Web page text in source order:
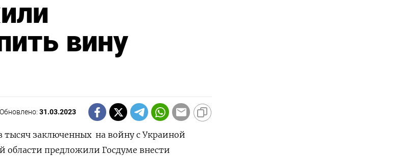
вину
Обновлено:31.03.2023
тысяч заключенных на войну с Украиной
области предложили Госдуме внести